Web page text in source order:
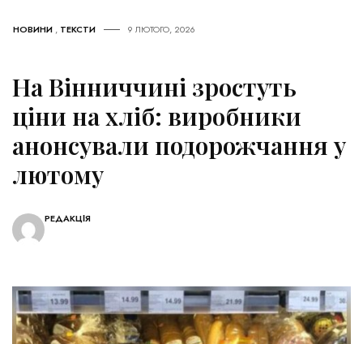
НОВИНИ , ТЕКСТИ 9 ЛЮТОГО, 2026
На Вінниччині зростуть
ціни на хліб: виробники
анонсували подорожчання у
лютому
РЕДАКЦІЯ